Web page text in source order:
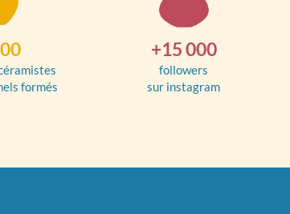
formés
+15 000
followers
sur instagram